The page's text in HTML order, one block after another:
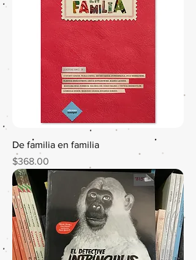
De familia en familia
Precio
$368.00